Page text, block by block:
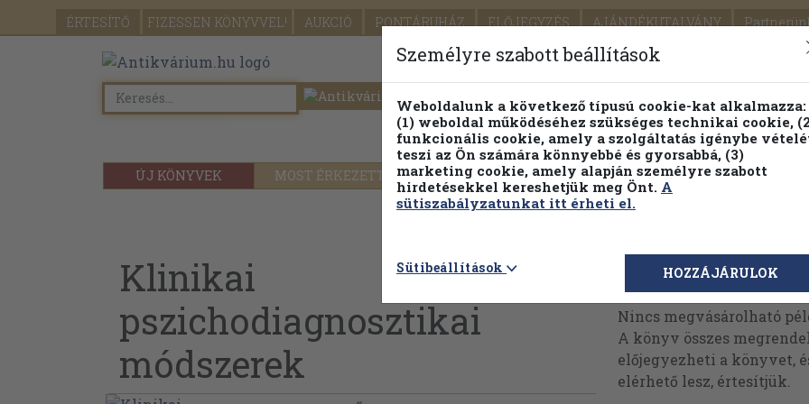
ÉRTESÍTŐ FIZESSEN KÖNYVVEL! AUKCIÓ PONTÁRUHÁZ ELŐJEGYZÉS AJÁNDÉKUTALVÁNY
SEGÍTSÉG
ÚJ KÖNYVEK MOST ÉRKEZETT PILLANATNYI ÁRAINK FENNTARTHATÓ
Részletes kereső Témaköri fa
Klinikai
pszichodiagnosztikai
módszerek
Megvásárolható
Nincs megvásárolható
A könyv összes
előjegyezheti a könyvet,
elérhető lesz, értesítjük.
Személyre szabott beállítások
Weboldalunk a következő típusú cookie-kat alkalmazza:
(1) weboldal működéséhez szükséges technikai cookie,
funkcionális cookie, amely a szolgáltatás igénybe
teszi az Ön számára könnyebbé és gyorsabbá, (3)
marketing cookie, amely alapján személyre szabott
hirdetésekkel kereshetjük meg Önt. A
sütiszabályzatunkat itt érheti el.
Sütibeállítások HOZZÁJÁRULOK